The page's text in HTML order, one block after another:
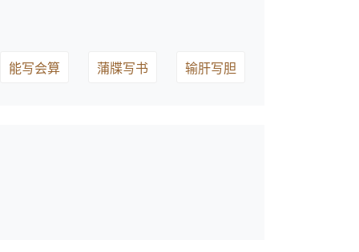
能写会算 蒲牒写书 输肝写胆